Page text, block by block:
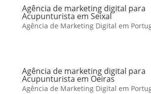
Agência de marketing digital para
Acupunturista em Seixal
Agência de Marketing Digital em
Agência de marketing digital para
Acupunturista em Oeiras
Agência de Marketing Digital em